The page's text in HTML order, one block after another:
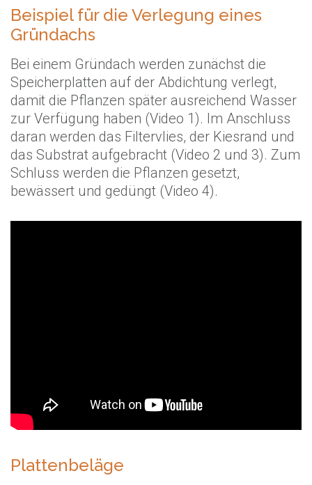
Beispiel für die Verlegung eines
Gründachs
Bei einem Gründach werden zunächst die
Speicherplatten auf der Abdichtung verlegt,
damit die Pflanzen später ausreichend Wasser
zur Verfügung haben (Video 1). Im Anschluss
daran werden das Filtervlies, der Kiesrand und
das Substrat aufgebracht (Video 2 und 3). Zum
Schluss werden die Pflanzen gesetzt,
bewässert und gedüngt (Video 4).
Plattenbeläge